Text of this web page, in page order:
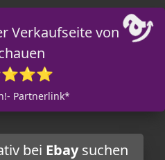
Verkaufseite von
Partnerlink*
bei Ebaysuchen